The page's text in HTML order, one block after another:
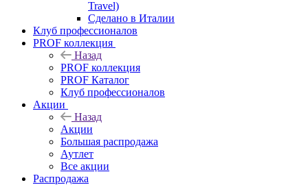
Travel)
Сделано в Италии
Клуб профессионалов
PROF коллекция
Назад
PROF коллекция
PROF Каталог
Клуб профессионалов
Акции
Назад
Акции
Большая распродажа
Аутлет
Все акции
Распродажа